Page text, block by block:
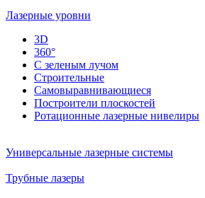
Лазерные уровни
3D
360°
С зеленым лучом
Строительные
Самовыравнивающиеся
Построители плоскостей
Ротационные лазерные нивелиры
Универсальные лазерные системы
Трубные лазеры